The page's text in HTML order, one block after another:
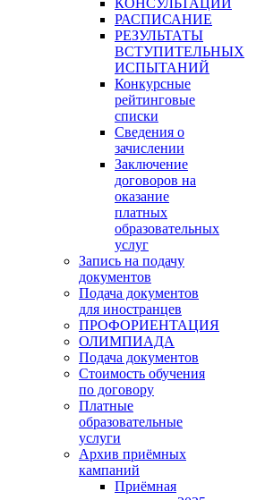
КОНСУЛЬТАЦИИ
РАСПИСАНИЕ
РЕЗУЛЬТАТЫ
ВСТУПИТЕЛЬНЫХ
ИСПЫТАНИЙ
Конкурсные
рейтинговые
списки
Сведения о
зачислении
Заключение
договоров на
оказание
платных
образовательных
услуг
Запись на подачу
документов
Подача документов
для иностранцев
ПРОФОРИЕНТАЦИЯ
ОЛИМПИАДА
Подача документов
Стоимость обучения
по договору
Платные
образовательные
услуги
Архив приёмных
кампаний
Приёмная